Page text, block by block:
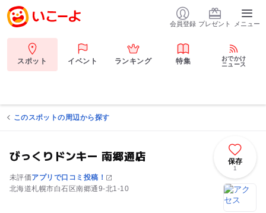
会員登録 プレゼント メニュー
スポット イベント ランキング 特集
おでかけ
ニュース
このスポットの周辺から探す
びっくりドンキー 南郷通店
未評価アプリで口コミ投稿！
北海道札幌市白石区南郷通9-北1-10
保存
1